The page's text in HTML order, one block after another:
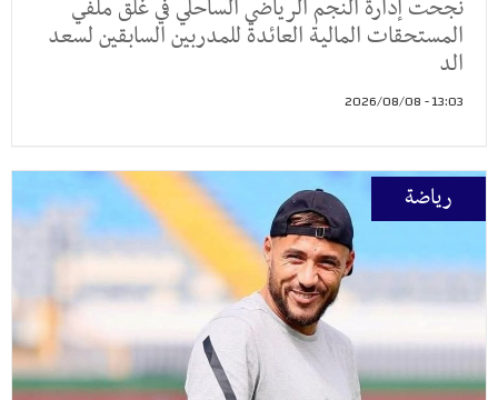
نجحت إدارة النجم الرياضي الساحلي في غلق ملفي
المستحقات المالية العائدة للمدربين السابقين لسعد
الد
13:03 - 2026/08/08
رياضة